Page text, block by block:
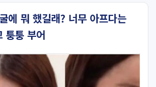
에 뭐 했길래? 너무 아프다는
퉁퉁 부어